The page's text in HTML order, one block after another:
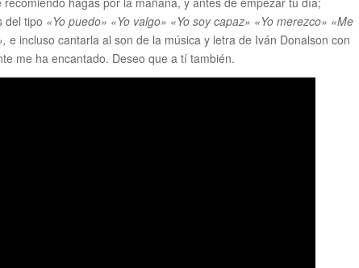
del tipo «Yo puedo» «Yo valgo» «Yo soy capaz» «Yo merezco» «Me
e incluso cantarla al son de la música y letra de Iván Donalson con
me ha encantado. Deseo que a tí también.